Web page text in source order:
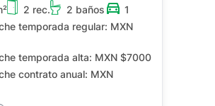
2 rec. 2 baños
1
temporada regular: MXN
temporada alta: MXN $7000
contrato anual: MXN